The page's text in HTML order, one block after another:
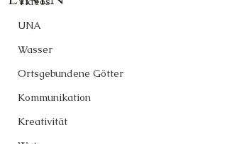
UNA
Wasser
Ortsgebundene Götter
Kommunikation
Kreativität